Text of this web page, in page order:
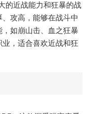
的近战能力和狂暴的战
攻高，能够在战斗中
如崩山击、血之狂暴
，适合喜欢近战和狂